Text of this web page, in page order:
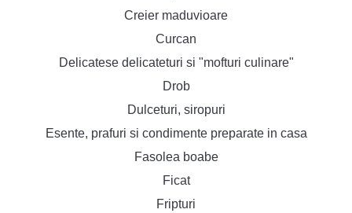
Creier maduvioare
Curcan
Delicatese delicateturi si "mofturi culinare"
Drob
Dulceturi, siropuri
Esente, prafuri si condimente preparate in casa
Fasolea boabe
Ficat
Fripturi